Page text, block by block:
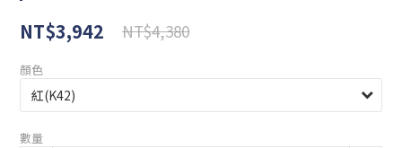
NT$3,942 NT$4,380
顏色
數量